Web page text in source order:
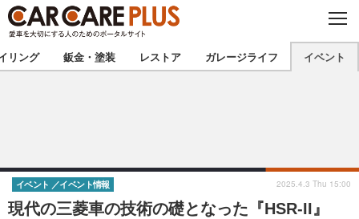
C
O
S
E
★カーケアプラス認定★ 厳選プロショップを地域から探す
甲信越 北陸
東海 関西
リング 鈑金・塗装 レストア ガレージライフ イベント
現代の三菱車の技術の礎となった『HSR-II』
イベント イベント情報 2025.4.3 Thu 15:00